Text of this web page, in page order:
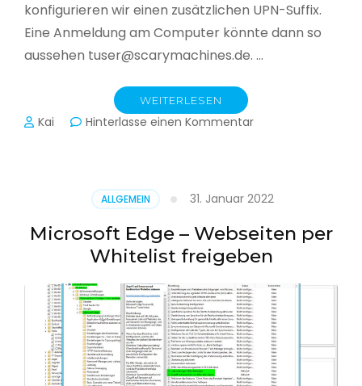
konfigurieren wir einen zusätzlichen UPN-Suffix.
Eine Anmeldung am Computer könnte dann so
aussehen tuser@scarymachines.de. …
WEITERLESEN
Kai Hinterlasse einen Kommentarzu
(UPN)
im
Active
Directory
ALLGEMEIN 31. Januar 2022
Microsoft Edge – Webseiten per
Whitelist freigeben